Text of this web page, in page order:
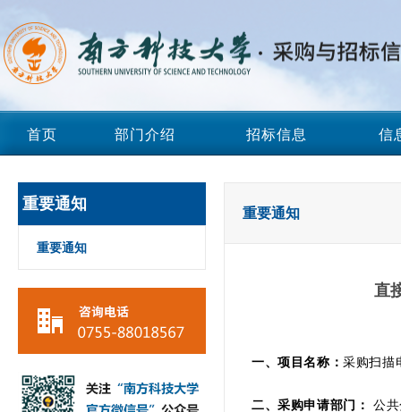
首页 部门介绍 招标信息 信
重要通知
重要通知
重要通知
直
一、项目名称：采购扫描
二、采购申请部门： 公